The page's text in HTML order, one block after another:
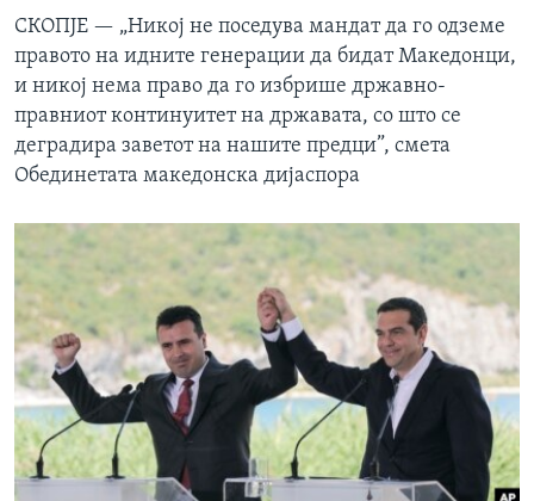
СКОПЈЕ — „Никој не поседува мандат да го одземе
правото на идните генерации да бидат Македонци,
и никој нема право да го избрише државно-
правниот континуитет на државата, со што се
деградира заветот на нашите предци”, смета
Обединетата македонска дијаспора